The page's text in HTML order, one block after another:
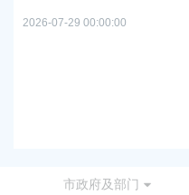
2026-07-29 00:00:00
市政府及部门